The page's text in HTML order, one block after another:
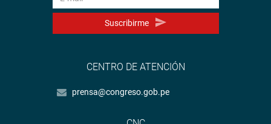
Suscribirme
CENTRO DE ATENCIÓN
prensa@congreso.gob.pe